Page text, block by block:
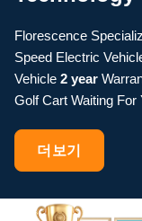
Florescence
Speed Electric
Vehicle 2 year
Golf Cart Waiting For
더보기